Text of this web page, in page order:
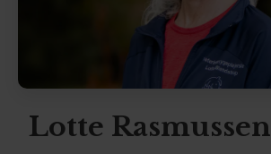
Lotte Rasmussen